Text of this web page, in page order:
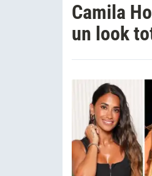
Camila
un look